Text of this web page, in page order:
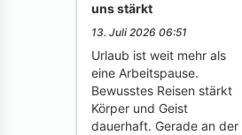
uns stärkt
13. Juli 2026 06:51
Urlaub ist weit mehr als
eine Arbeitspause.
Bewusstes Reisen stärkt
Körper und Geist
dauerhaft. Gerade an der